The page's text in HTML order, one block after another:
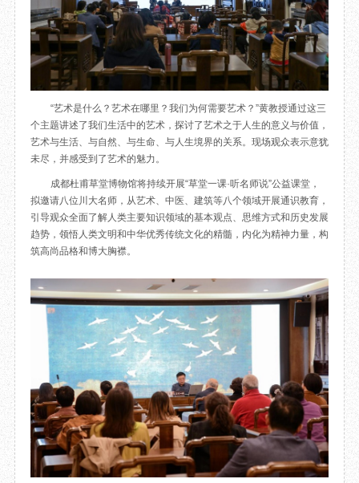
唐代遗址
红墙花径
草堂影壁
千诗碑
“艺术是什么？艺术在哪里？我们为何需要艺术？”黄教授通过这三
个主题讲述了我们生活中的艺术，探讨了艺术之于人生的意义与价值，
艺术与生活、与自然、与生命、与人生境界的关系。现场观众表示意犹
未尽，并感受到了艺术的魅力。
成都杜甫草堂博物馆将持续开展“草堂一课·听名师说”公益课堂，
拟邀请八位川大名师，从艺术、中医、建筑等八个领域开展通识教育，
引导观众全面了解人类主要知识领域的基本观点、思维方式和历史发展
趋势，领悟人类文明和中华优秀传统文化的精髓，内化为精神力量，构
筑高尚品格和博大胸襟。